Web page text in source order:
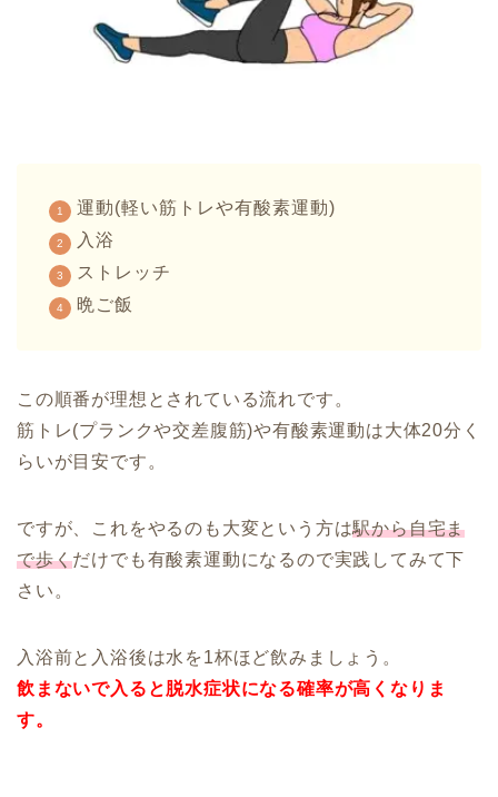
運動(軽い筋トレや有酸素運動)
入浴
ストレッチ
晩ご飯
この順番が理想とされている流れです。
筋トレ(プランクや交差腹筋)や有酸素運動は大体20分く
らいが目安です。
ですが、これをやるのも大変という方は駅から自宅ま
で歩くだけでも有酸素運動になるので実践してみて下
さい。
入浴前と入浴後は水を1杯ほど飲みましょう。
飲まないで入ると脱水症状になる確率が高くなりま
す。